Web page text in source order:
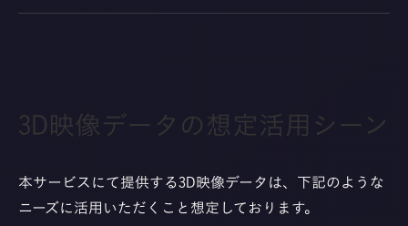
3D映像データの想定活用シーン
本サービスにて提供する3D映像データは、下記のような
ニーズに活用いただくこと想定しております。